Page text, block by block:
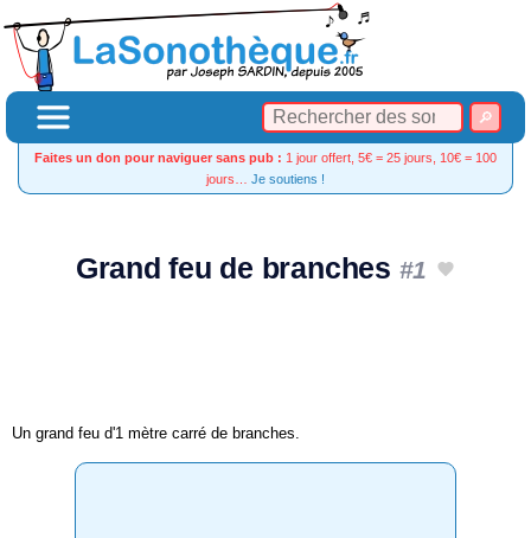
Faites un don pour naviguer sans pub : 1 jour offert, 5€ = 25 jours, 10€ = 100
jours… Je soutiens !
Grand feu de branches #1
Un grand feu d'1 mètre carré de branches.